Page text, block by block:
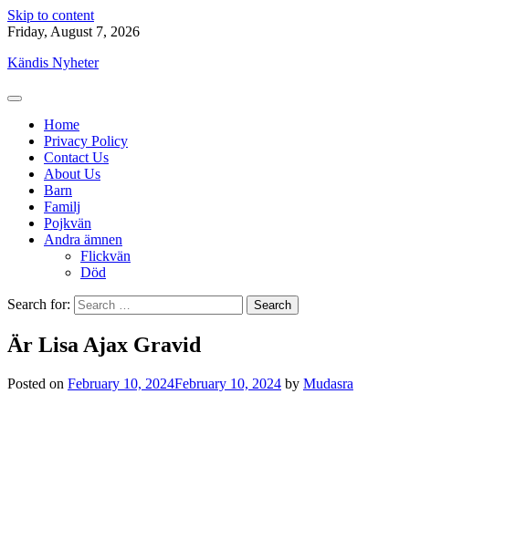
Skip to content
Friday, August 7, 2026
Kändis Nyheter
Home
Privacy Policy
Contact Us
About Us
Barn
Familj
Pojkvän
Andra ämnen
Flickvän
Död
Search for:
Är Lisa Ajax Gravid
Posted on February 10, 2024February 10, 2024 by Mudasra